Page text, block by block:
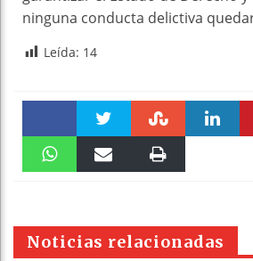
ninguna conducta delictiva
Leída: 14
Faceboo Twitter Stumble
pt
Noticias relacionadas